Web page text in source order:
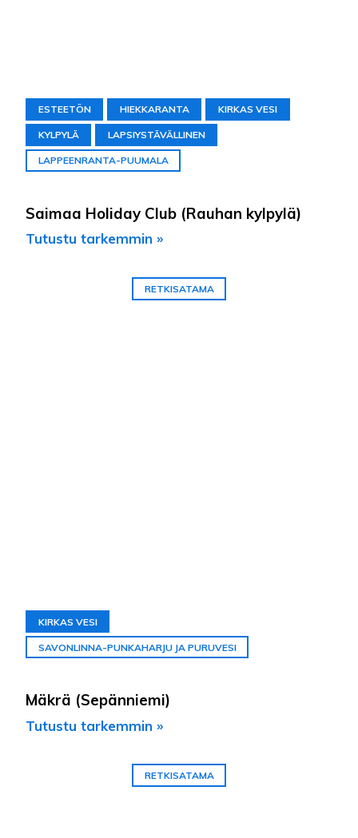
ESTEETÖN HIEKKARANTA KIRKAS VESI
KYLPYLÄ LAPSIYSTÄVÄLLINEN
LAPPEENRANTA-PUUMALA
Saimaa Holiday Club (Rauhan kylpylä)
Tutustu tarkemmin »
RETKISATAMA
KIRKAS VESI
SAVONLINNA-PUNKAHARJU JA PURUVESI
Mäkrä (Sepänniemi)
Tutustu tarkemmin »
RETKISATAMA